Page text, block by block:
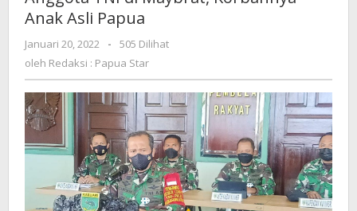
Anak
Asli
Papua
Anak Asli Papua
Januari 20, 2022
oleh
Redaksi
:
Star
-
505 Dilihat
oleh Redaksi : Papua Star